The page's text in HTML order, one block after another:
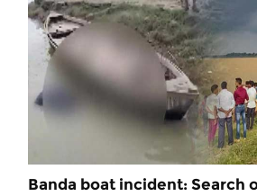
Banda boat incident: Search